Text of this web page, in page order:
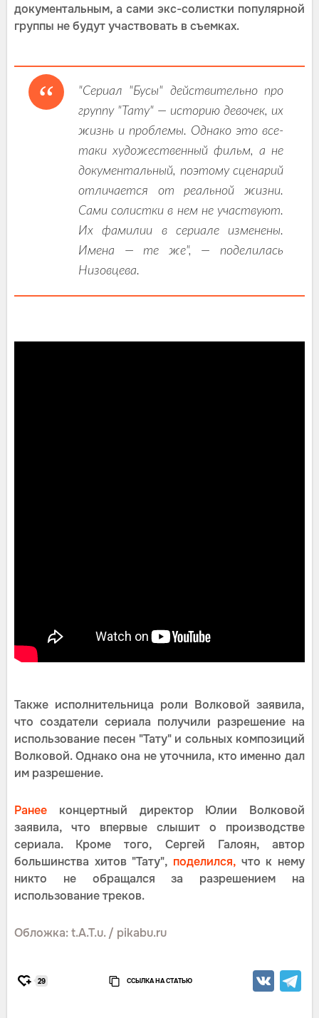
документальным, а сами экс-солистки популярной
группы не будут участвовать в съемках.
"Сериал "Бусы" действительно про
группу "Тату" — историю девочек, их
жизнь и проблемы. Однако это все-
таки художественный фильм, а не
документальный, поэтому сценарий
отличается от реальной жизни.
Сами солистки в нем не участвуют.
Их фамилии в сериале изменены.
Имена — те же", — поделилась
Низовцева.
Также исполнительница роли Волковой заявила,
что создатели сериала получили разрешение на
использование песен "Тату" и сольных композиций
Волковой. Однако она не уточнила, кто именно дал
им разрешение.
Ранее концертный директор Юлии Волковой
заявила, что впервые слышит о производстве
сериала. Кроме того, Сергей Галоян, автор
большинства хитов "Тату", поделился, что к нему
никто не обращался за разрешением на
использование треков.
Обложка: t.A.T.u. / pikabu.ru
29 ССЫЛКА НА СТАТЬЮ